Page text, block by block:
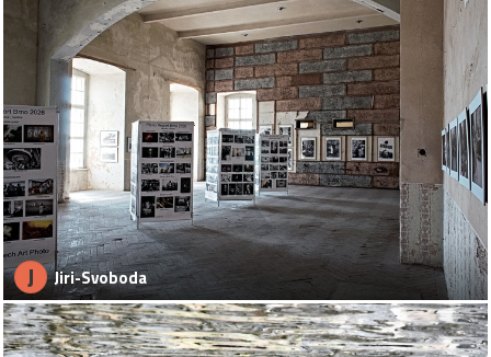
J Jiri-Svoboda